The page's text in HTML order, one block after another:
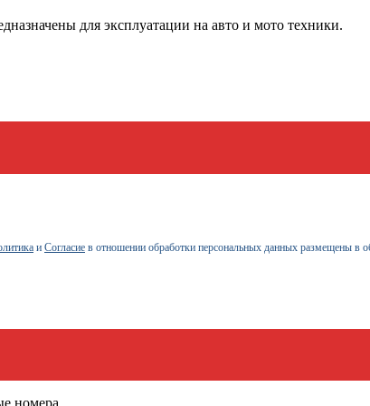
для эксплуатации на авто и мото техники.
и Согласие в отношении обработки персональных данных размещены в
номера